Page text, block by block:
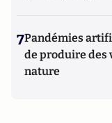
7Pandémies
de produire des
nature